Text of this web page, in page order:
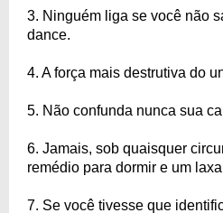
3. Ninguém liga se você não
dance.
4. A força mais destrutiva do
5. Não confunda nunca sua
6. Jamais, sob quaisquer
remédio para dormir e um
7. Se você tivesse que